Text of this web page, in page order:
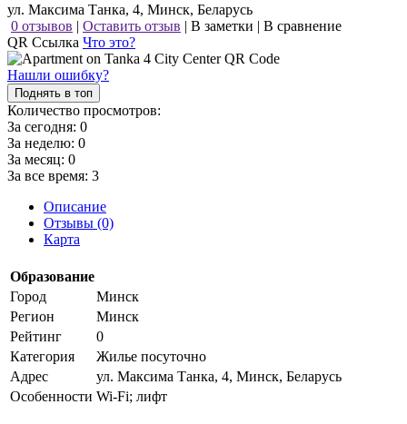
ул. Максима Танка, 4, Минск, Беларусь
0 отзывов | Оставить отзыв | В заметки | В сравнение
QR Ссылка Что это?
Нашли ошибку?
Поднять в топ
Количество просмотров:
За сегодня: 0
За неделю: 0
За месяц: 0
За все время: 3
Описание
Отзывы (0)
Карта
Образование
Город
Минск
Регион
Минск
Рейтинг
0
Категория
Жилье посуточно
Адрес
ул. Максима Танка, 4, Минск, Беларусь
Особенности Wi-Fi; лифт